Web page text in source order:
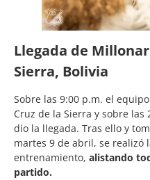
Llegada de
Sierra, Bolivia
Sobre las 9:00 p.m. el
Cruz de la Sierra y sobre las
dio la llegada. Tras ello y
martes 9 de abril, se realizó
entrenamiento, alistando
partido.